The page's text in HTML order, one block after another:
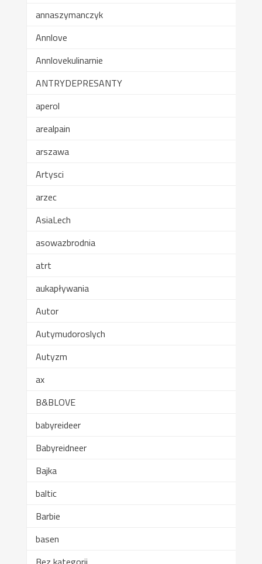
annaszymanczyk
Annlove
Annlovekulinarnie
ANTRYDEPRESANTY
aperol
arealpain
arszawa
Artysci
arzec
AsiaLech
asowazbrodnia
atrt
aukapływania
Autor
Autymudoroslych
Autyzm
ax
B&BLOVE
babyreideer
Babyreidneer
Bajka
baltic
Barbie
basen